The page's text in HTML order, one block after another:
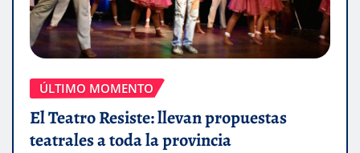
ÚLTIMO MOMENTO
El Teatro Resiste: llevan propuestas
teatrales a toda la provincia